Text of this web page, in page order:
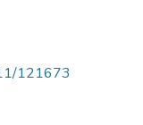
121673